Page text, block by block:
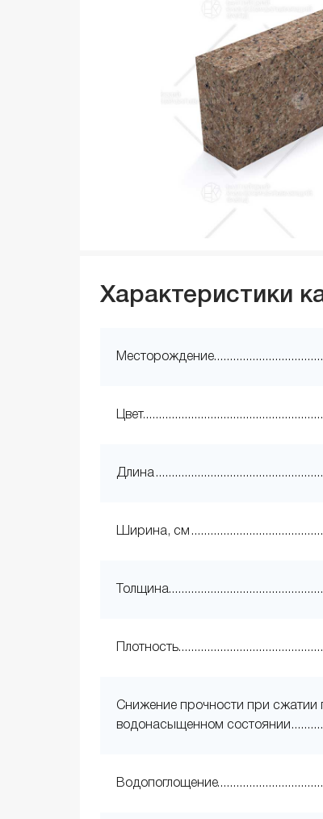
Характеристики
Месторождение
Цвет
Длина
Ширина, см
Толщина
Плотность
Снижение прочности при сжатии
водонасыщенном состоянии
Водопоглощение